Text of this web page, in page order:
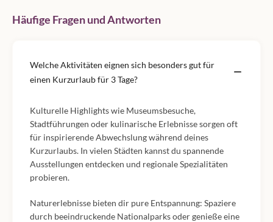
Häufige Fragen und Antworten
Welche Aktivitäten eignen sich besonders gut für
einen Kurzurlaub für 3 Tage?
Kulturelle Highlights wie Museumsbesuche,
Stadtführungen oder kulinarische Erlebnisse sorgen oft
für inspirierende Abwechslung während deines
Kurzurlaubs. In vielen Städten kannst du spannende
Ausstellungen entdecken und regionale Spezialitäten
probieren.
Naturerlebnisse bieten dir pure Entspannung: Spaziere
durch beeindruckende Nationalparks oder genieße eine